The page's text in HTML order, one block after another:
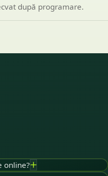
după programare.
online?